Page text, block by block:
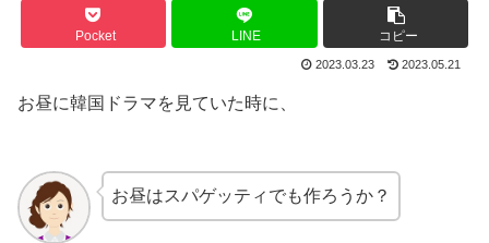
Pocket LINE コピー
2023.03.23 2023.05.21
お昼に韓国ドラマを見ていた時に、
お昼はスパゲッティでも作ろうか？